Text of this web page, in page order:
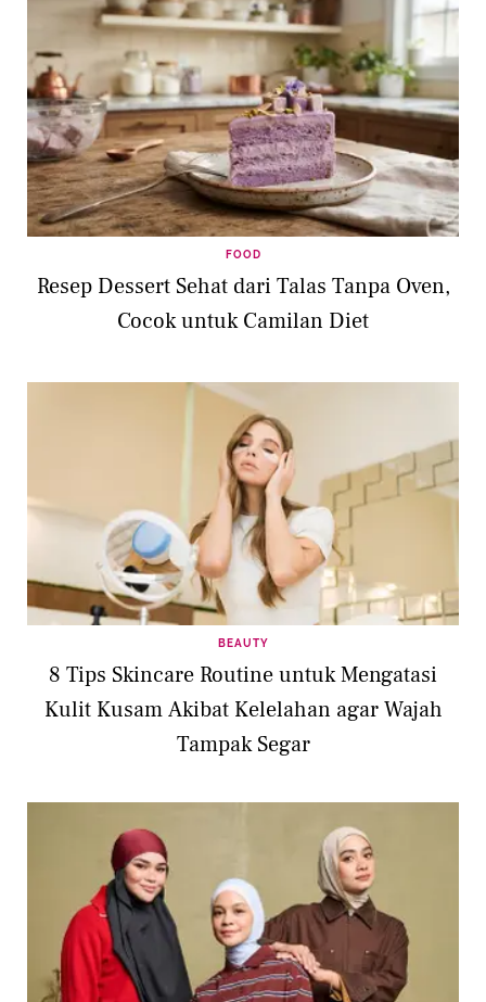
FOOD
Resep Dessert Sehat dari Talas Tanpa Oven,
Cocok untuk Camilan Diet
BEAUTY
8 Tips Skincare Routine untuk Mengatasi
Kulit Kusam Akibat Kelelahan agar Wajah
Tampak Segar